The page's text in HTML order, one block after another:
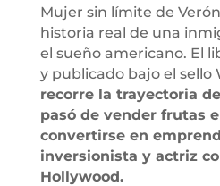
Mujer sin límite de
historia real de una
el sueño americano. El
y publicado bajo el sello
recorre la trayectoria
pasó de vender frutas
convertirse en
inversionista y actriz
Hollywood.